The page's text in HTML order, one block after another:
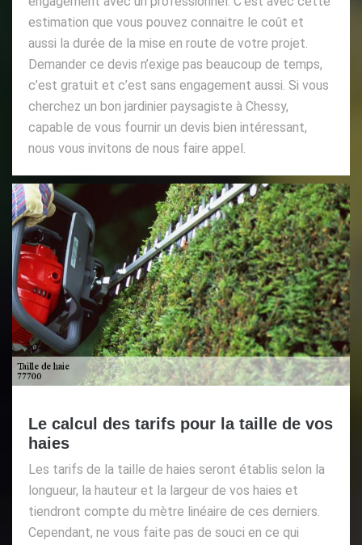
estimation que vous pouvez connaitre le coût et
aussi la durée de la mise en route de votre projet.
Demander ce devis n’exige pas beaucoup de temps,
c’est gratuit et c’est sans engagement aussi. Si vous
cherchez un bon jardinier paysagiste à Chessy,
capable de vous fournir un devis bien intéressant,
nous vous invitons de nous faire appel.
Le calcul des tarifs pour la taille de vos
haies
Les tarifs de la taille de haies seront établis selon la
longueur, la hauteur et la largeur de vos haies et
tiendront compte du mètre linéaire de ces derniers.
Cependant, ne vous faite pas de souci en ce qui